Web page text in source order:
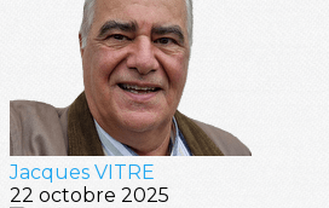
Jacques VITRE
22 octobre 2025